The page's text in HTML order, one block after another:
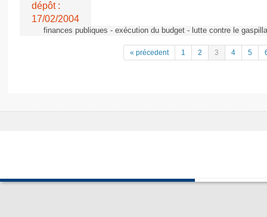
dépôt :
17/02/2004
finances publiques - exécution du budget - lutte contre le
« précedent 1 2 3 4 5